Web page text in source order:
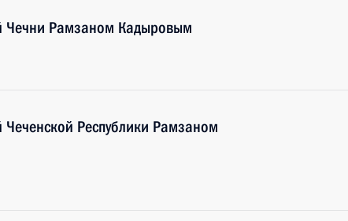
Чечни Рамзаном Кадыровым
Чеченской Республики Рамзаном